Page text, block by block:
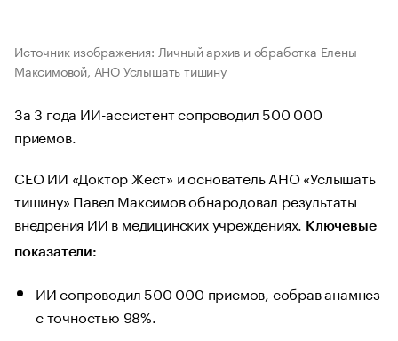
Источник изображения: Личный архив и обработка Елены
Максимовой, АНО Услышать тишину
За 3 года ИИ-ассистент сопроводил 500 000
приемов.
СЕО ИИ «Доктор Жест» и основатель АНО «Услышать
тишину» Павел Максимов обнародовал результаты
внедрения ИИ в медицинских учреждениях. Ключевые
показатели:
ИИ сопроводил 500 000 приемов, собрав анамнез
с точностью 98%.